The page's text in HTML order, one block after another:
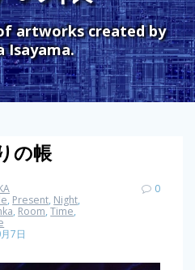
ッ
プ
artworks created by
Isayama.
の帳
, Present, Night,
, Room,Time,
7日
0